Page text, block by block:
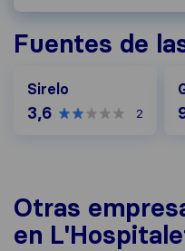
Fuentes de
Sirelo
3,6 2
Otras
en